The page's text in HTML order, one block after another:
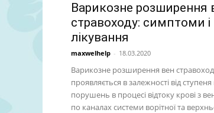
Варикозне розширення
стравоходу: симптоми і
лікування
maxwelhelp - 18.03.2020
Варикозне розширення вен
проявляється в залежності від
порушень в процесі відтоку крові з
по каналах системи ворітної та